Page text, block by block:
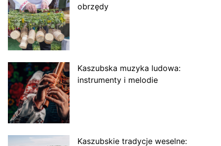
obrzędy
Kaszubska muzyka ludowa:
instrumenty i melodie
Kaszubskie tradycje weselne: